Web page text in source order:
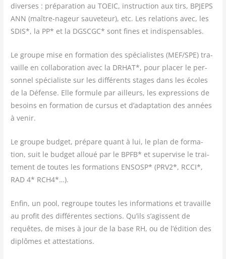
diverses : pré­pa­ra­tion au TOEIC, ins­truc­tion aux tirs, BPJEPS
ANN (maître-nageur sau­ve­teur), etc. Les rela­tions avec, les
SDIS*, la PP* et la DGSCGC* sont fines et indispensables.
Le groupe mise en for­ma­tion des spé­cia­listes (MEF/​SPE) tra­
vaille en col­la­bo­ra­tion avec la DRHAT*, pour pla­cer le per­
son­nel spé­cia­liste sur les dif­fé­rents stages dans les écoles
de la Défense. Elle for­mule par ailleurs, les expres­sions de
besoins en for­ma­tion de cur­sus et d’adaptation des années
à venir.
Le groupe bud­get, pré­pare quant à lui, le plan de for­ma­
tion, suit le bud­get alloué par le BPFB* et super­vise le trai­
te­ment de toutes les for­ma­tions ENSOSP* (PRV2*, RCCI*,
RAD 4* RCH4*…).
Enfin, un pool, regroupe toutes les infor­ma­tions et tra­vaille
au pro­fit des dif­fé­rentes sec­tions. Qu’ils s’agissent de
requêtes, de mises à jour de la base RH, ou de l’édition des
diplômes et attestations.